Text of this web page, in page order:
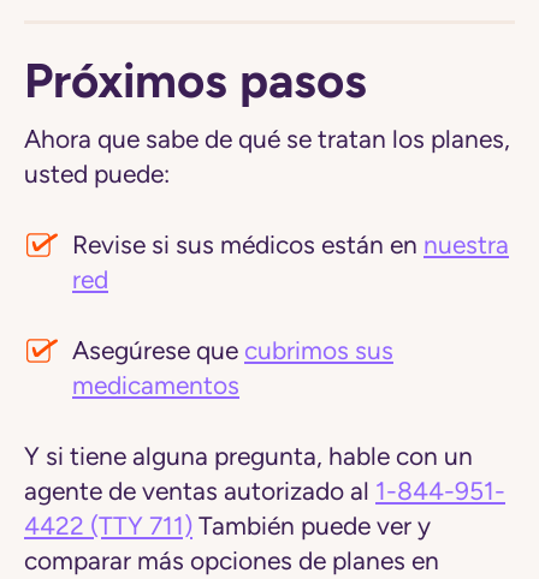
Próximos pasos
Ahora que sabe de qué se tratan los planes,
usted puede:
Revise si sus médicos están en nuestra
red
Asegúrese que cubrimos sus
medicamentos
Y si tiene alguna pregunta, hable con un
agente de ventas autorizado al 1-844-951-
4422 (TTY 711) También puede ver y
comparar más opciones de planes en